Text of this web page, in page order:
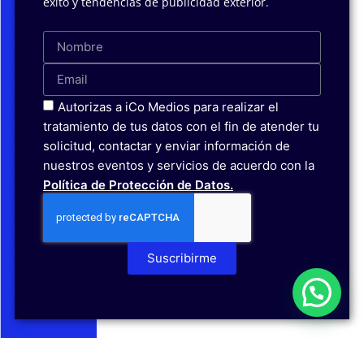
Autorizas a iCo Medios para realizar el
tratamiento de tus datos con el fin de atender tu
solicitud, contactar y enviar información de
nuestros eventos y servicios de acuerdo con la
Política de Protección de Datos.
Suscribirme